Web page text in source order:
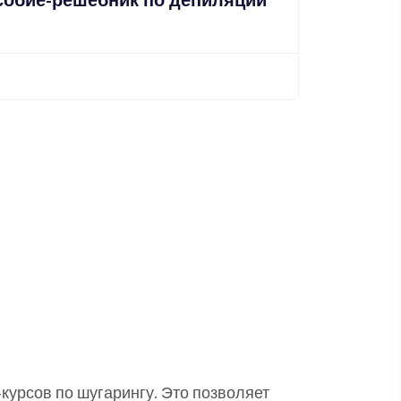
по шугарингу. Это позволяет